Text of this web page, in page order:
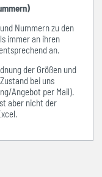
Nummern zu den
immer an ihren
an.
der Größen und
bei uns
Angebot per Mail).
aber nicht der